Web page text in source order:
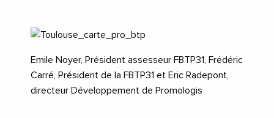
Emile Noyer, Président assesseur FBTP31, Frédéric
Carré, Président de la FBTP31 et Eric Radepont,
directeur Développement de Promologis